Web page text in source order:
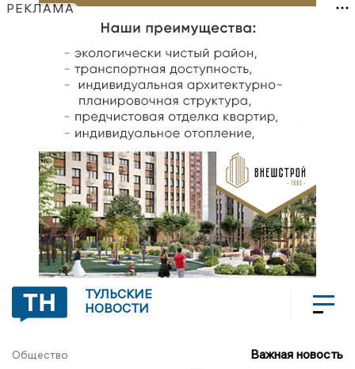
РЕКЛАМА
ТУЛЬСКИЕ
НОВОСТИ
Общество Важная новость